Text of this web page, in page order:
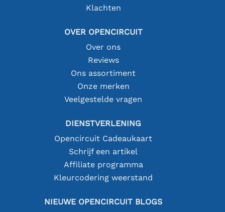
Klachten
OVER OPENCIRCUIT
Over ons
Reviews
Ons assortiment
Onze merken
Veelgestelde vragen
DIENSTVERLENING
Opencircuit Cadeaukaart
Schrijf een artikel
Affiliate programma
Kleurcodering weerstand
NIEUWE OPENCIRCUIT BLOGS